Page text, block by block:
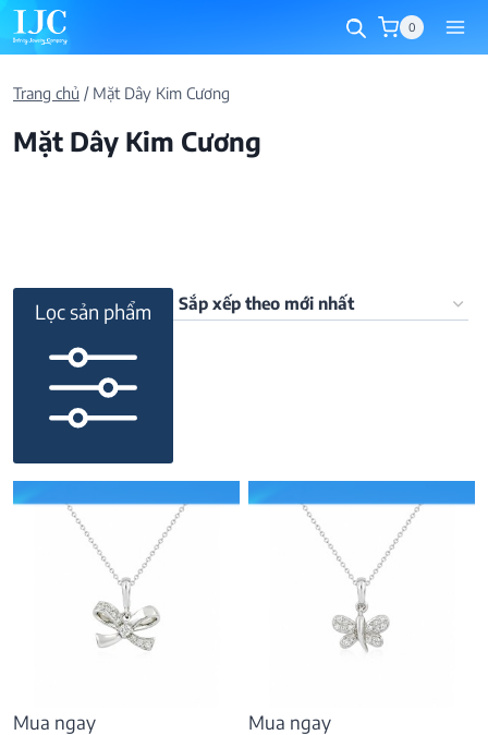
Skip
to
0
Trang chủ / Mặt Dây Kim Cương
Mặt Dây Kim Cương
Lọc sản phẩm
Mua ngay Mua ngay